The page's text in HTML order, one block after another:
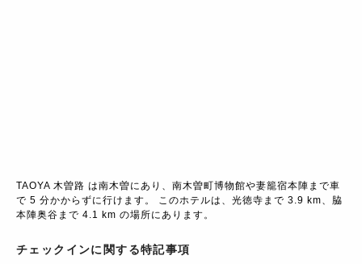
TAOYA 木曽路 は南木曽にあり、南木曽町博物館や妻籠宿本陣まで車
で 5 分かからずに行けます。 このホテルは、光徳寺まで 3.9 km、脇
本陣奥谷まで 4.1 km の場所にあります。
チェックインに関する特記事項